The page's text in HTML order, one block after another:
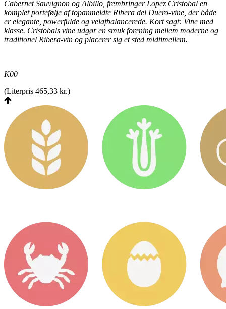
Cabernet Sauvignon og Albillo, frembringer Lopez Cristobal en
komplet portefølje af topanmeldte Ribera del Duero-vine, der både
er elegante, powerfulde og velafbalancerede. Kort sagt: Vine med
klasse. Cristobals vine udgør en smuk forening mellem moderne og
traditionel Ribera-vin og placerer sig et sted midtimellem.
K00
(Literpris 465,33 kr.)